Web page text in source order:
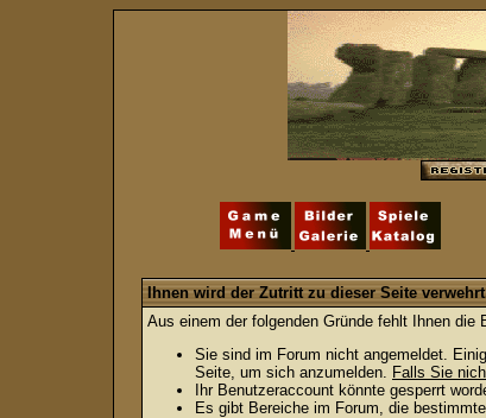
Ihnen wird der Zutritt zu dieser Seite
Aus einem der folgenden Gründe fehlt Ihnen die
Sie sind im Forum nicht angemeldet.
Seite, um sich anzumelden. Falls Sie
Ihr Benutzeraccount könnte gesperrt
Es gibt Bereiche im Forum, die